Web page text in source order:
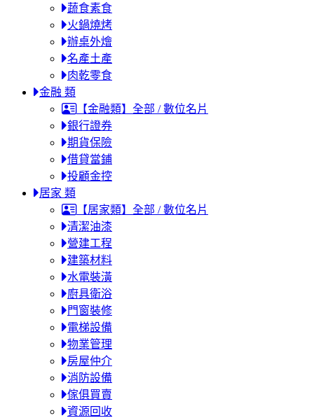
蔬食素食
火鍋燒烤
辦桌外燴
名產土產
肉乾零食
金融 類
【金融類】全部 / 數位名片
銀行證券
期貨保險
借貸當鋪
投顧金控
居家 類
【居家類】全部 / 數位名片
清潔油漆
營建工程
建築材料
水電裝潢
廚具衛浴
門窗裝修
電梯設備
物業管理
房屋仲介
消防設備
傢俱買賣
資源回收